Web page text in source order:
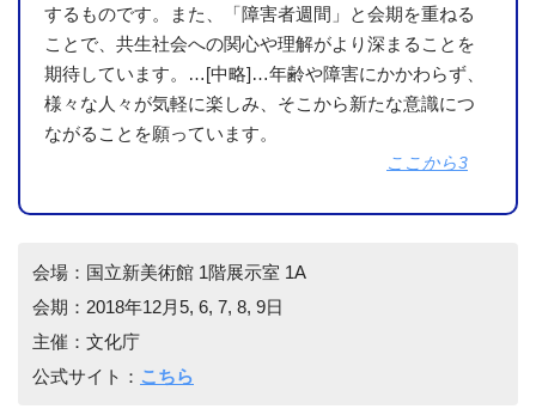
するものです。また、「障害者週間」と会期を重ねる
ことで、共生社会への関心や理解がより深まることを
期待しています。…[中略]…年齢や障害にかかわらず、
様々な人々が気軽に楽しみ、そこから新たな意識につ
ながることを願っています。
ここから3
会場：国立新美術館 1階展示室 1A
会期：2018年12月5, 6, 7, 8, 9日
主催：文化庁
公式サイト： こちら